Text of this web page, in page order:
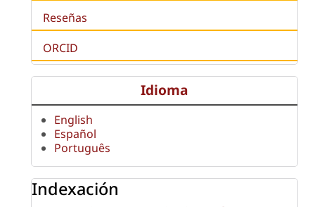
Reseñas
ORCID
Idioma
English
Español
Português
Indexación